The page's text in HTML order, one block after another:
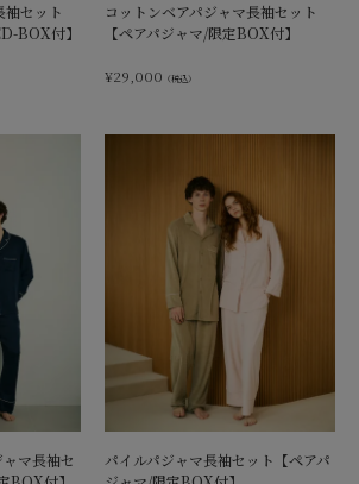
袖セット
BOX付】
コットンベアパジャマ長袖セット
【ペアパジャマ/限定BOX付】
¥29,000 （税込）
マ長袖セ
パイルパジャマ長袖セット【ペアパ